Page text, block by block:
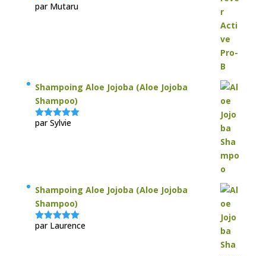
Note4
par Mutaru
Shampoing Aloe Jojoba (Aloe Jojoba
Shampoo)
Note5sur
par Sylvie
Shampoing Aloe Jojoba (Aloe Jojoba
Shampoo)
Note5sur
par Laurence